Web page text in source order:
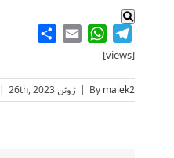
Telegram
WhatsApp
Email
[views]
By malek2
| ژوئن 26th, 2023 |